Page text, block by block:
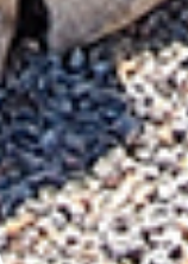
Impression à la